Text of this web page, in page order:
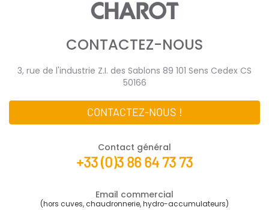
CONTACTEZ-NOUS
3, rue de l'industrie Z.I. des Sablons 89 101 Sens Cedex CS
50166
CONTACTEZ-NOUS !
Contact général
+33 (0)3 86 64 73 73
Email commercial
(hors cuves, chaudronnerie, hydro-accumulateurs)